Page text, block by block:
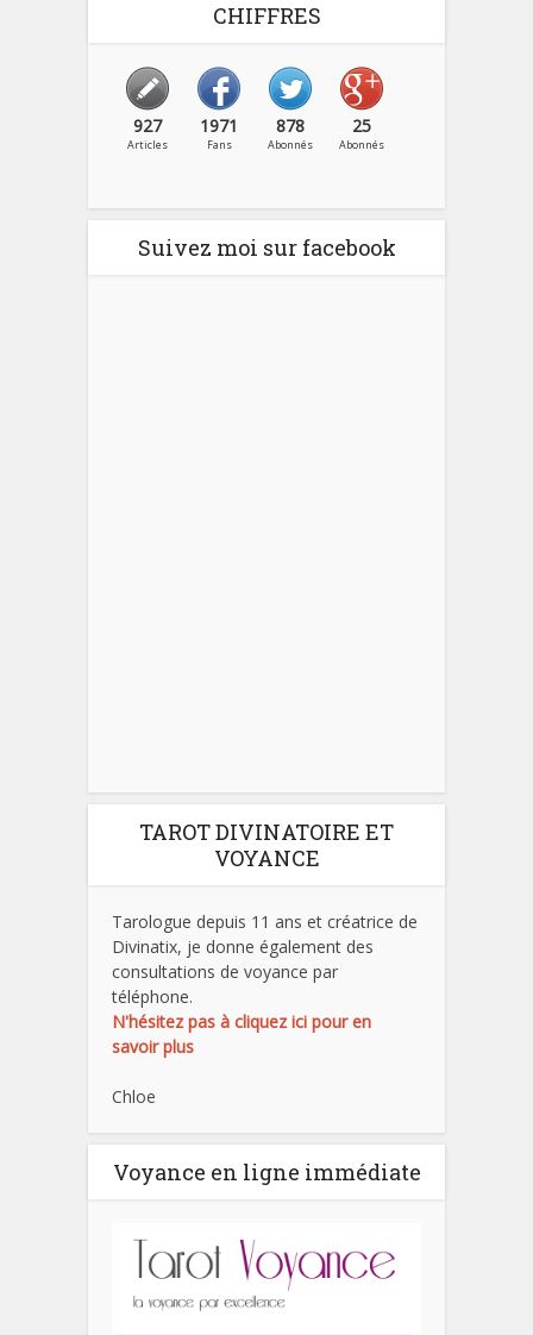
CHIFFRES
927
Articles
1971
Fans
878
Abonnés
25
Abonnés
Suivez moi sur facebook
TAROT DIVINATOIRE ET
VOYANCE
Tarologue depuis 11 ans et créatrice de
Divinatix, je donne également des
consultations de voyance par
téléphone.
N'hésitez pas à cliquez ici pour en
savoir plus
Chloe
Voyance en ligne immédiate